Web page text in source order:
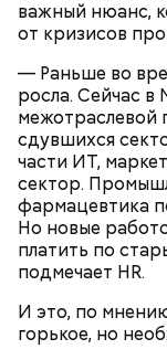
важный нюанс,
от кризисов
— Раньше во
росла. Сейчас в
межотраслевой
сдувшихся
части ИТ,
сектор.
фармацевтика
Но новые
платить по
подмечает HR.
И это, по
горькое, но
Ингредиенты: